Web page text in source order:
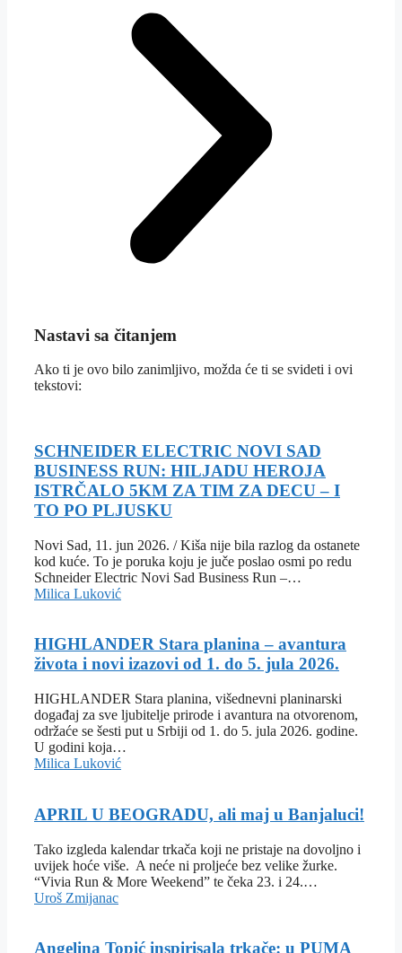
Nastavi sa čitanjem
Ako ti je ovo bilo zanimljivo, možda će ti se svideti i ovi
tekstovi:
SCHNEIDER ELECTRIC NOVI SAD
BUSINESS RUN: HILJADU HEROJA
ISTRČALO 5KM ZA TIM ZA DECU – I
TO PO PLJUSKU
Novi Sad, 11. jun 2026. / Kiša nije bila razlog da ostanete
kod kuće. To je poruka koju je juče poslao osmi po redu
Schneider Electric Novi Sad Business Run –…
Milica Luković
HIGHLANDER Stara planina – avantura
života i novi izazovi od 1. do 5. jula 2026.
HIGHLANDER Stara planina, višednevni planinarski
događaj za sve ljubitelje prirode i avantura na otvorenom,
održaće se šesti put u Srbiji od 1. do 5. jula 2026. godine.
U godini koja…
Milica Luković
APRIL U BEOGRADU, ali maj u Banjaluci!
Tako izgleda kalendar trkača koji ne pristaje na dovoljno i
uvijek hoće više. A neće ni proljeće bez velike žurke.
“Vivia Run & More Weekend” te čeka 23. i 24.…
Uroš Zmijanac
Angelina Topić inspirisala trkače: u PUMA